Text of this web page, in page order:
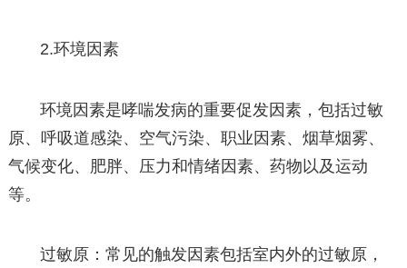
2.环境因素
环境因素是哮喘发病的重要促发因素，包括过敏
原、呼吸道感染、空气污染、职业因素、烟草烟雾、
气候变化、肥胖、压力和情绪因素、药物以及运动
等。
过敏原：常见的触发因素包括室内外的过敏原，